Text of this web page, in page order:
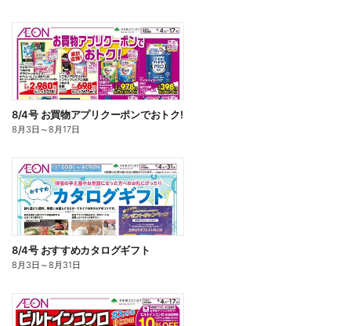
8/4号 お買物アプリクーポンでおトク!
8月3日 ～8月17日
8/4号 おすすめカタログギフト
8月3日 ～8月31日